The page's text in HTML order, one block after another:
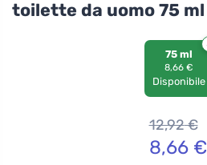
toilette da uomo 75 ml
75 ml
8,66 €
Disponibile
12,92€
8,66 €